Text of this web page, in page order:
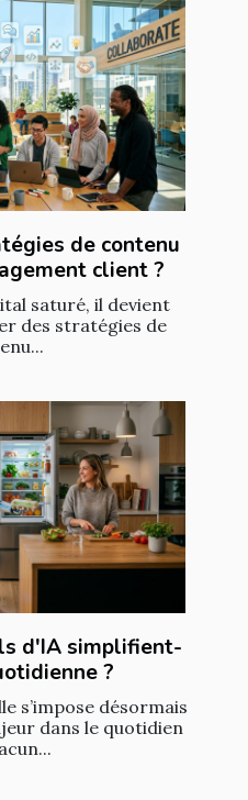
de contenu
client ?
saturé, il devient
des stratégies de
d'IA simplifient-
?
s’impose désormais
dans le quotidien